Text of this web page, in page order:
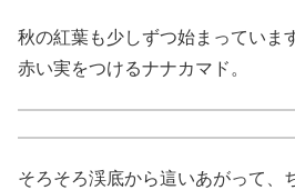
秋の紅葉も少しずつ始まっていま
赤い実をつけるナナカマド。
そろそろ渓底から這いあがって、